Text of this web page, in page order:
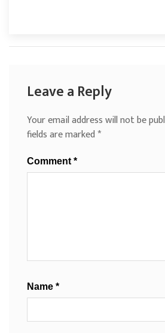
Leave a Reply
Your email address will not be
fields are marked*
Comment *
Name *